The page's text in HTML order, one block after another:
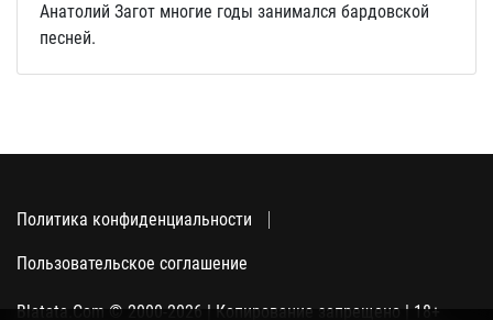
Анатолий Загот многие годы занимался бардовской
песней.
Политика конфиденциальности
Пользовательское соглашение
Blatata.Com © 2000-2026 | Копирование запрещено | 18+